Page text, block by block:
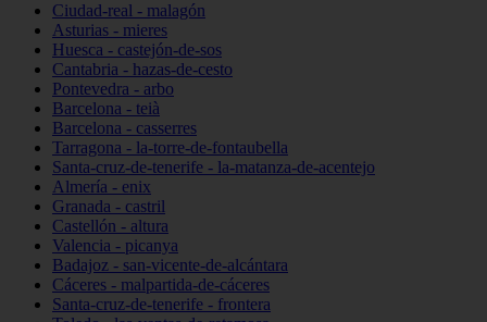
Ciudad-real - malagón
Asturias - mieres
Huesca - castejón-de-sos
Cantabria - hazas-de-cesto
Pontevedra - arbo
Barcelona - teià
Barcelona - casserres
Tarragona - la-torre-de-fontaubella
Santa-cruz-de-tenerife - la-matanza-de-acentejo
Almería - enix
Granada - castril
Castellón - altura
Valencia - picanya
Badajoz - san-vicente-de-alcántara
Cáceres - malpartida-de-cáceres
Santa-cruz-de-tenerife - frontera